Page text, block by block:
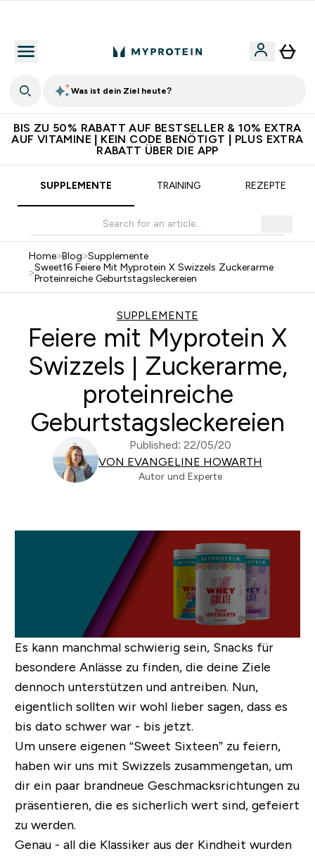
Was ist dein Ziel heute?
BIS ZU 50% RABATT AUF BESTSELLER & 10% EXTRA
AUF VITAMINE | KEIN CODE BENÖTIGT | PLUS EXTRA
RABATT ÜBER DIE APP
SUPPLEMENTE TRAINING REZEPTE
Home>Blog>Supplemente
>Sweet16 Feiere Mit Myprotein X Swizzels Zuckerarme
Proteinreiche Geburtstagsleckereien
SUPPLEMENTE
Feiere mit Myprotein X
Swizzels | Zuckerarme,
proteinreiche
Geburtstagsleckereien
Published: 22/05/20
VON EVANGELINE HOWARTH
Autor und Experte
Es kann manchmal schwierig sein, Snacks für
besondere Anlässe zu finden, die deine Ziele
dennoch unterstützen und antreiben. Nun,
eigentlich sollten wir wohl lieber sagen, dass es
bis dato schwer war- bis jetzt.
Um unsere eigenen “Sweet Sixteen” zu feiern,
haben wir uns mit Swizzels zusammengetan, um
dir ein paar brandneue Geschmacksrichtungen zu
präsentieren, die es sicherlich wert sind, gefeiert
zu werden.
Genau - all die Klassiker aus der Kindheit wurden